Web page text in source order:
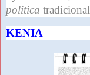
politica
KENIA